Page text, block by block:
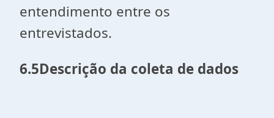
entendimento entre os
entrevistados.
6.5Descrição da coleta de dados